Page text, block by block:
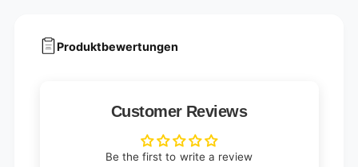
Produktbewertungen
Customer Reviews
Be the first to write a review